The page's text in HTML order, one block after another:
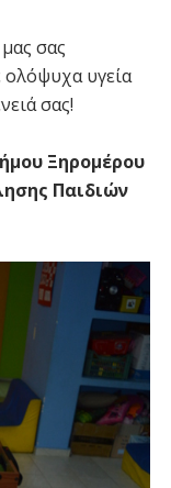
σας
ολόψυχα υγεία
σας!
Ξηρομέρου
Παιδιών